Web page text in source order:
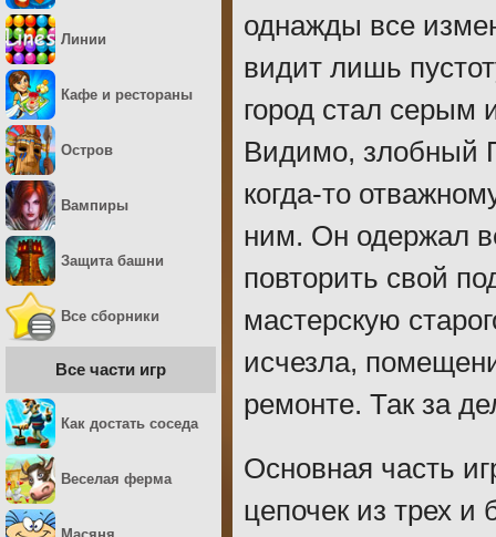
однажды все
видит лишь
город стал серым
Видимо, злобный
когда-то
ним. Он одержал
повторить свой
мастерскую
исчезла,
ремонте. Так за
Основная часть
цепочек из трех
Линии
Кафе и рестораны
Остров
Вампиры
Защита башни
Все сборники
Все части игр
Как достать соседа
Веселая ферма